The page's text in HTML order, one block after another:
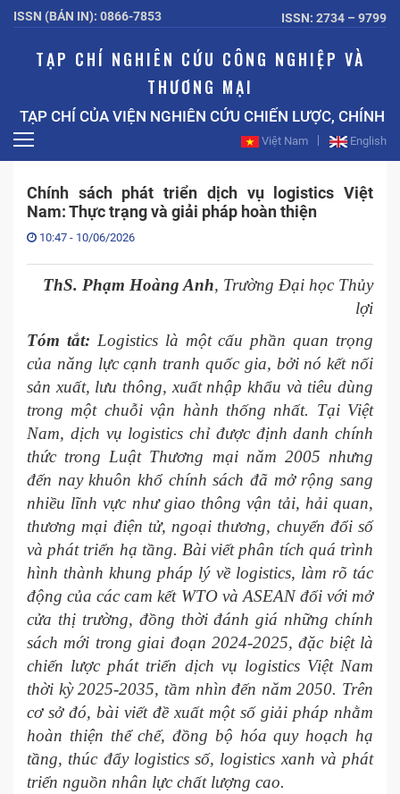
ISSN (BẢN IN): 0866-7853 ISSN: 2734 – 9799
TẠP CHÍ NGHIÊN CỨU CÔNG NGHIỆP VÀ
THƯƠNG MẠI
TẠP CHÍ CỦA VIỆN NGHIÊN CỨU CHIẾN LƯỢC, CHÍNH
Việt Nam English
Chính sách phát triển dịch vụ logistics Việt
Nam: Thực trạng và giải pháp hoàn thiện
10:47 - 10/06/2026
ThS. Phạm Hoàng Anh, Trường Đại học Thủy
lợi
Tóm tắt: Logistics là một cấu phần quan trọng
của năng lực cạnh tranh quốc gia, bởi nó kết nối
sản xuất, lưu thông, xuất nhập khẩu và tiêu dùng
trong một chuỗi vận hành thống nhất. Tại Việt
Nam, dịch vụ logistics chỉ được định danh chính
thức trong Luật Thương mại năm 2005 nhưng
đến nay khuôn khổ chính sách đã mở rộng sang
nhiều lĩnh vực như giao thông vận tải, hải quan,
thương mại điện tử, ngoại thương, chuyển đổi số
và phát triển hạ tầng. Bài viết phân tích quá trình
hình thành khung pháp lý về logistics, làm rõ tác
động của các cam kết WTO và ASEAN đối với mở
cửa thị trường, đồng thời đánh giá những chính
sách mới trong giai đoạn 2024-2025, đặc biệt là
chiến lược phát triển dịch vụ logistics Việt Nam
thời kỳ 2025-2035, tầm nhìn đến năm 2050. Trên
cơ sở đó, bài viết đề xuất một số giải pháp nhằm
hoàn thiện thể chế, đồng bộ hóa quy hoạch hạ
tầng, thúc đẩy logistics số, logistics xanh và phát
triển nguồn nhân lực chất lượng cao.